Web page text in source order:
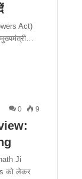
Act)
0 9
Ji
को लेकर